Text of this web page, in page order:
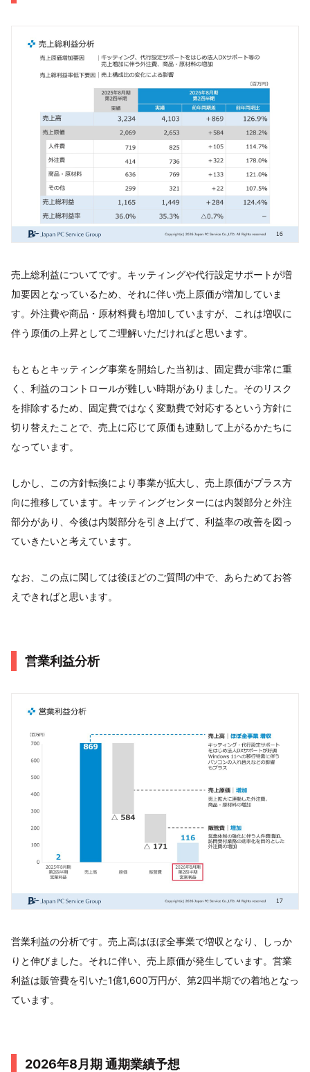
売上総利益についてです。キッティングや代行設定サポートが増
加要因となっているため、それに伴い売上原価が増加していま
す。外注費や商品・原材料費も増加していますが、これは増収に
伴う原価の上昇としてご理解いただければと思います。
もともとキッティング事業を開始した当初は、固定費が非常に重
く、利益のコントロールが難しい時期がありました。そのリスク
を排除するため、固定費ではなく変動費で対応するという方針に
切り替えたことで、売上に応じて原価も連動して上がるかたちに
なっています。
しかし、この方針転換により事業が拡大し、売上原価がプラス方
向に推移しています。キッティングセンターには内製部分と外注
部分があり、今後は内製部分を引き上げて、利益率の改善を図っ
ていきたいと考えています。
なお、この点に関しては後ほどのご質問の中で、あらためてお答
えできればと思います。
営業利益分析
営業利益の分析です。売上高はほぼ全事業で増収となり、しっか
りと伸びました。それに伴い、売上原価が発生しています。営業
利益は販管費を引いた1億1,600万円が、第2四半期での着地となっ
ています。
2026年8月期 通期業績予想